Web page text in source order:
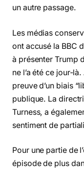
un autre passage.
Les médias
ont accusé la BBC
à présenter Trump
ne l’a été ce jour-
preuve d’un biais
publique. La
Turness, a
sentiment de
Pour une partie de
épisode de plus